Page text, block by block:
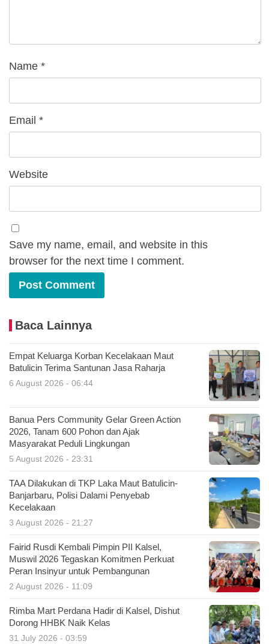
Name *
Email *
Website
Save my name, email, and website in this
browser for the next time I comment.
Baca Lainnya
Empat Keluarga Korban Kecelakaan Maut
Batulicin Terima Santunan Jasa Raharja
6 August 2026 - 06:44
Banua Pers Community Gelar Green Action
2026, Tanam 600 Pohon dan Ajak
Masyarakat Peduli Lingkungan
5 August 2026 - 23:31
TAA Dilakukan di TKP Laka Maut Batulicin-
Banjarbaru, Polisi Dalami Penyebab
Kecelakaan
3 August 2026 - 21:27
Fairid Rusdi Kembali Pimpin PII Kalsel,
Muswil 2026 Tegaskan Komitmen Perkuat
Peran Insinyur untuk Pembangunan
2 August 2026 - 11:09
Rimba Mart Perdana Hadir di Kalsel, Dishut
Dorong HHBK Naik Kelas
31 July 2026 - 03:59